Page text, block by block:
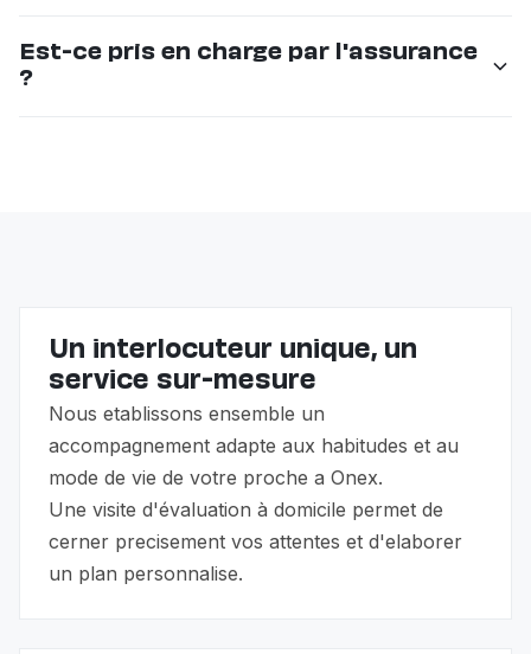
accompagne aux rendez-vous médicaux, veille au
Est-ce pris en charge par l'assurance
?
Un interlocuteur unique, un
service sur-mesure
Nous etablissons ensemble un
accompagnement adapte aux habitudes et au
mode de vie de votre proche a Onex.
Une visite d'évaluation à domicile permet de
cerner precisement vos attentes et d'elaborer
un plan personnalise.